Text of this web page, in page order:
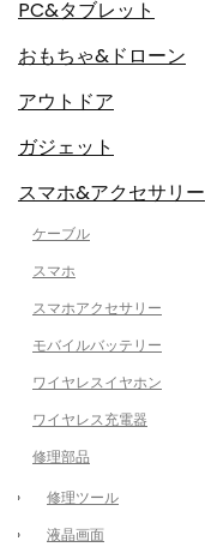
PC&タブレット
おもちゃ&ドローン
アウトドア
ガジェット
スマホ&アクセサリー
ケーブル
スマホ
スマホアクセサリー
モバイルバッテリー
ワイヤレスイヤホン
ワイヤレス充電器
修理部品
修理ツール
液晶画面